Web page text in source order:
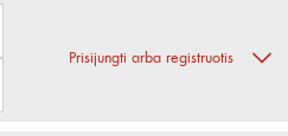
Prisijungti arba registruotis